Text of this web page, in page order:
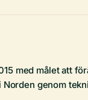
med målet att
genom